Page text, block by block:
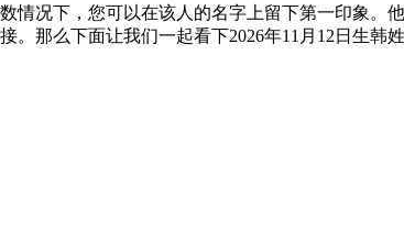
况下，您可以在该人的名字上留下第一印象。他
那么下面让我们一起看下2026年11月12日生韩